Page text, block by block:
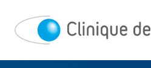
contenu